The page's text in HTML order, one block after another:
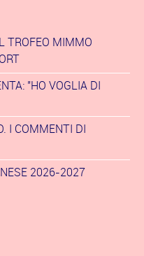
TROFEO MIMMO
"HO VOGLIA DI
I COMMENTI DI
2026-2027